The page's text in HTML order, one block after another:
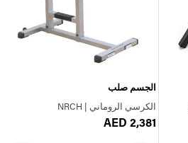
الجسم صلب
الكرسي الروماني | NRCH
AED 2,381